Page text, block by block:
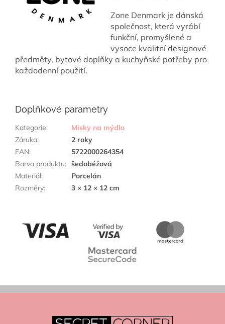
Zone Denmark je dánská
společnost, která vyrábí
funkční, promyšlené a
vysoce kvalitní designové
předměty, bytové doplňky a kuchyňské potřeby pro
každodenní použití.
Doplňkové parametry
Kategorie:
Misky na mýdlo
Záruka:
2 roky
EAN:
5722000264354
Barva produktu: šedobéžová
Materiál:
Porcelán
Rozměry: 3 × 12 × 12 cm